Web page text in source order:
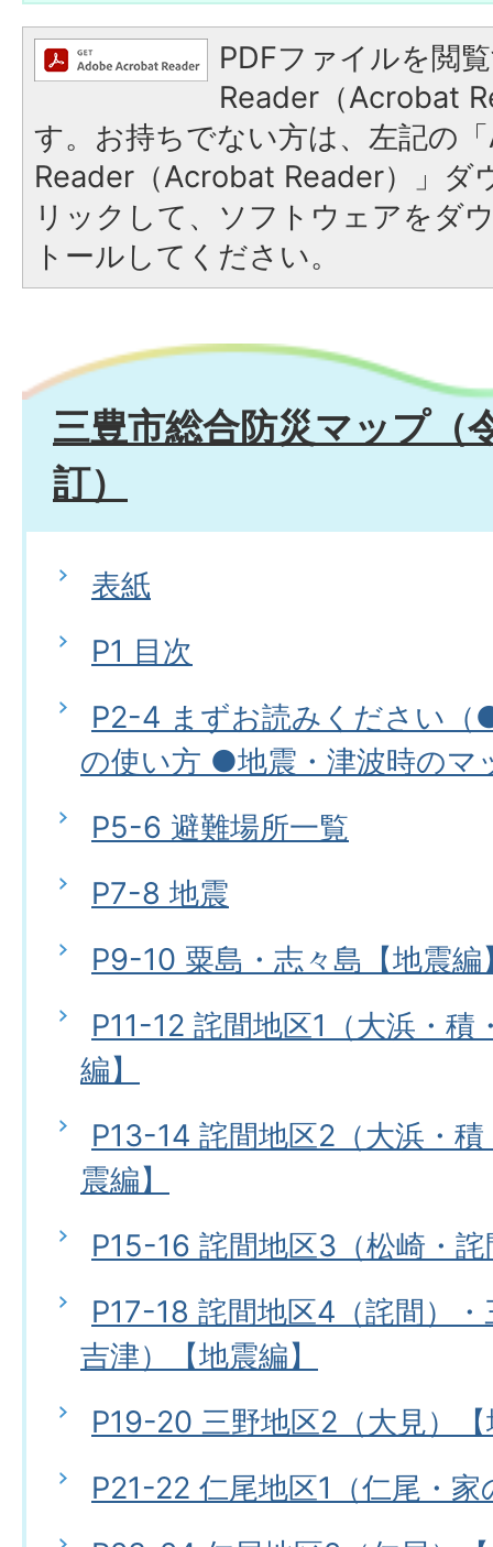
PDFファイルを閲
Reader（Acrobat
す。お持ちでない方は、左記の
Reader（Acrobat Reader）」ダ
リックして、ソフトウェアをダ
トールしてください。
三豊市総合防災マップ（
訂）
表紙
P1 目次
P2-4 まずお読みください（
の使い方 ●地震・津波時のマ
P5-6 避難場所一覧
P7-8 地震
P9-10 粟島・志々島【地震編
P11-12 詫間地区1（大浜・積
編】
P13-14 詫間地区2（大浜・
震編】
P15-16 詫間地区3（松崎・
P17-18 詫間地区4（詫間）
吉津）【地震編】
P19-20 三野地区2（大見）
P21-22 仁尾地区1（仁尾・